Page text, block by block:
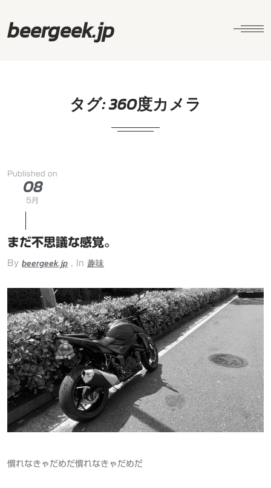
beergeek.jp
タグ:360度カメラ
Published on
08
5月
まだ不思議な感覚。
By beergeek.jp , In 趣味
慣れなきゃだめだ慣れなきゃだめだ